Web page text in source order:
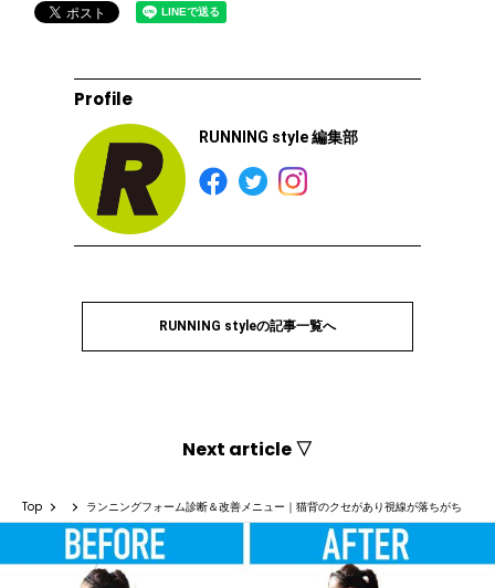
Profile
RUNNING style 編集部
RUNNING styleの記事一覧へ
Next article ▽
Top ランニングフォーム診断＆改善メニュー｜猫背のクセがあり視線が落ちがち